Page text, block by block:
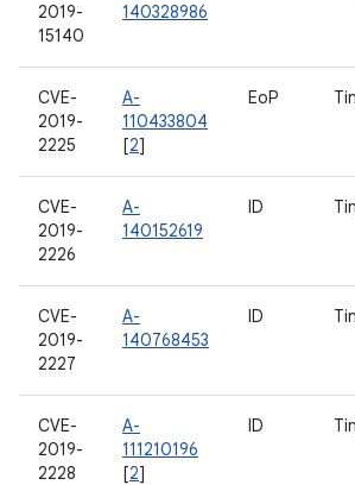
2019-
15140
140328986
CVE-
2019-
2225
A-
110433804
[2]
EoP
CVE-
2019-
2226
A-
140152619
ID
CVE-
2019-
2227
A-
140768453
ID
CVE-
2019-
2228
A-
111210196
[2]
ID